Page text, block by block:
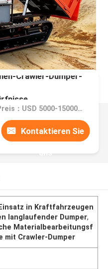
Crawler-Dumper-
Preis：USD 5000-15000 Set
Kontaktieren Sie
uns
in Kraftfahrzeugen
langlaufender Dumper,
Materialbearbeitungsf
mit Crawler-Dumper